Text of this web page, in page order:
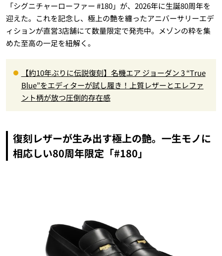
「シグニチャーローファー #180」が、2026年に生誕80周年を
迎えた。これを記念し、極上の艶を纏ったアニバーサリーエデ
ィションが直営3店舗にて数量限定で発売中。メゾンの粋を集
めた至高の一足を紐解く。
【約10年ぶりに伝説復刻】名機エア ジョーダン 3 “True
Blue”をエディターが試し履き！上質レザーとエレファ
ント柄が放つ圧倒的存在感
復刻レザーが生み出す極上の艶。一生モノに
相応しい80周年限定「#180」